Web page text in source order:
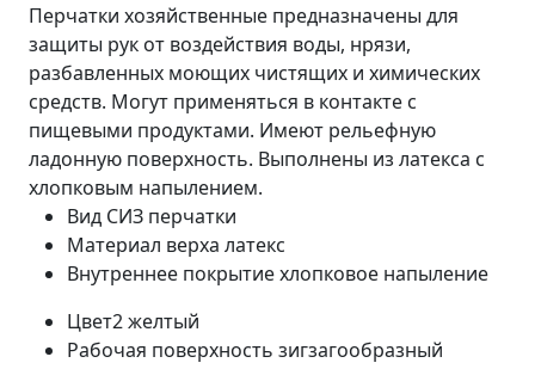
Перчатки хозяйственные предназначены для
защиты рук от воздействия воды, нрязи,
разбавленных моющих чистящих и химических
средств. Могут применяться в контакте с
пищевыми продуктами. Имеют рельефную
ладонную поверхность. Выполнены из латекса c
хлопковым напылением.
Вид СИЗ перчатки
Материал верха латекс
Внутреннее покрытиехлопковое напыление
Цвет2желтый
Рабочая поверхность зигзагообразный